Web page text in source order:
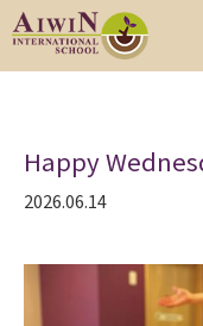
Happy
2026.06.14